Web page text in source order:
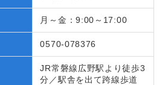
月～金：9:00～17:00
0570-078376
JR常磐線広野駅より徒歩3
分／駅舎を出て跨線歩道